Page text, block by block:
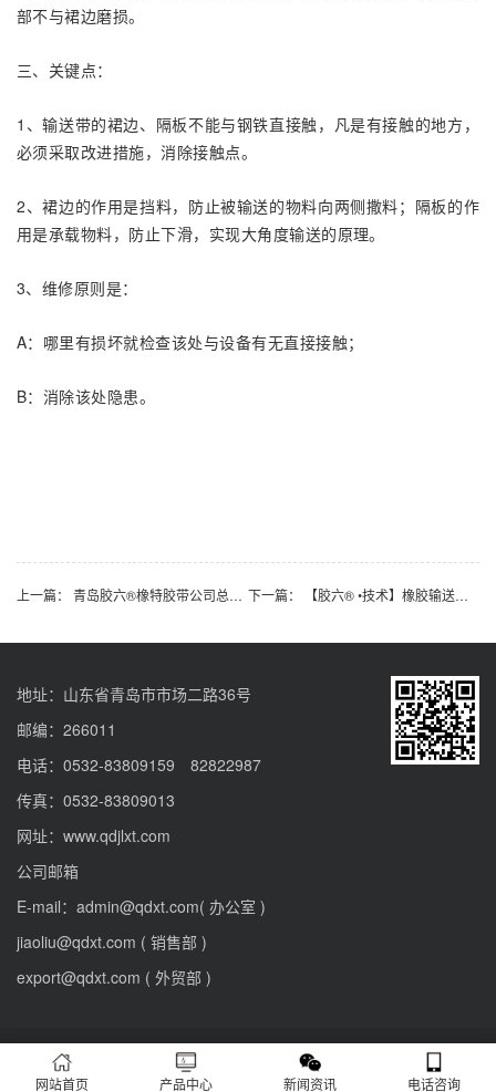
部不与裙边磨损。
三、关键点：
1、输送带的裙边、隔板不能与钢铁直接触，凡是有接触的地方，
必须采取改进措施，消除接触点。
2、裙边的作用是挡料，防止被输送的物料向两侧撒料；隔板的作
用是承载物料，防止下滑，实现大角度输送的原理。
3、维修原则是：
A：哪里有损坏就检查该处与设备有无直接接触；
B：消除该处隐患。
上一篇： 青岛胶六®橡特胶带公司总结常见的输送带磨损原因 下一篇： 【胶六® •技术】橡胶输送带磨损及防范措施
地址：山东省青岛市市场二路36号
邮编：266011
电话：0532-83809159 82822987
传真：0532-83809013
网址：www.qdjlxt.com
公司邮箱
E-mail：admin@qdxt.com( 办公室 )
jiaoliu@qdxt.com ( 销售部 )
export@qdxt.com ( 外贸部 )
Copyright © 2006-2026 青岛胶六橡特胶带有限公司 All Rights Reserved.
XML地图
本站关键词（keyword）:输送带 大倾角挡边输送带
网站首页 产品中心 新闻资讯 电话咨询